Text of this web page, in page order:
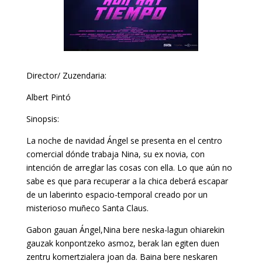
Director/ Zuzendaria:
Albert Pintó
Sinopsis:
La noche de navidad Ángel se presenta en el centro
comercial dónde trabaja Nina, su ex novia, con
intención de arreglar las cosas con ella. Lo que aún no
sabe es que para recuperar a la chica deberá escapar
de un laberinto espacio-temporal creado por un
misterioso muñeco Santa Claus.
Gabon gauan Ángel,Nina bere neska-lagun ohiarekin
gauzak konpontzeko asmoz, berak lan egiten duen
zentru komertzialera joan da. Baina bere neskaren